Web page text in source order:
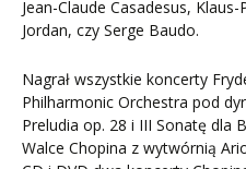
Jean-Claude Casadesus,
Jordan, czy Serge Baudo.
Nagrał wszystkie koncerty
Philharmonic Orchestra pod
Preludia op. 28 i III Sonatę dla
Walce Chopina z wytwórnią